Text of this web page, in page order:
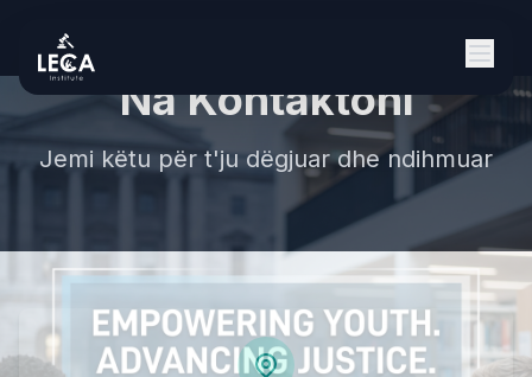
Na Kontaktoni
Jemi këtu për t'ju dëgjuar dhe ndihmuar